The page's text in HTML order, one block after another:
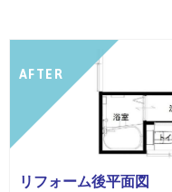
AFTER
リフォーム後平面図